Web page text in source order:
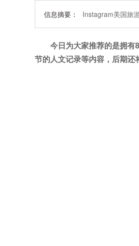
信息摘要： Instagram美国旅
今日为大家推荐的是拥有
节的人文记录等内容，后期